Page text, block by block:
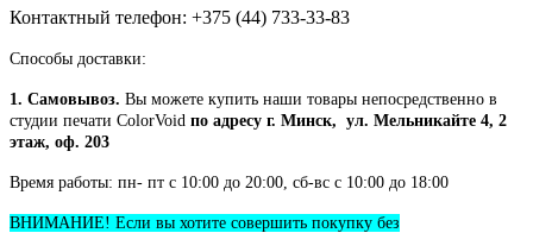
Контактный телефон: +375 (44) 733-33-83
Способы доставки:
1. Самовывоз. Вы можете купить наши товары непосредственно в
студии печати ColorVoid по адресу г. Минск, ул. Мельникайте 4, 2
этаж, оф. 203
Время работы: пн- пт с 10:00 до 20:00, сб-вс с 10:00 до 18:00
ВНИМАНИЕ! Если вы хотите совершить покупку без